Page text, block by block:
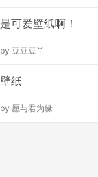
是可爱壁纸啊！
by 豆豆豆丫
壁纸
by 愿与君为缘